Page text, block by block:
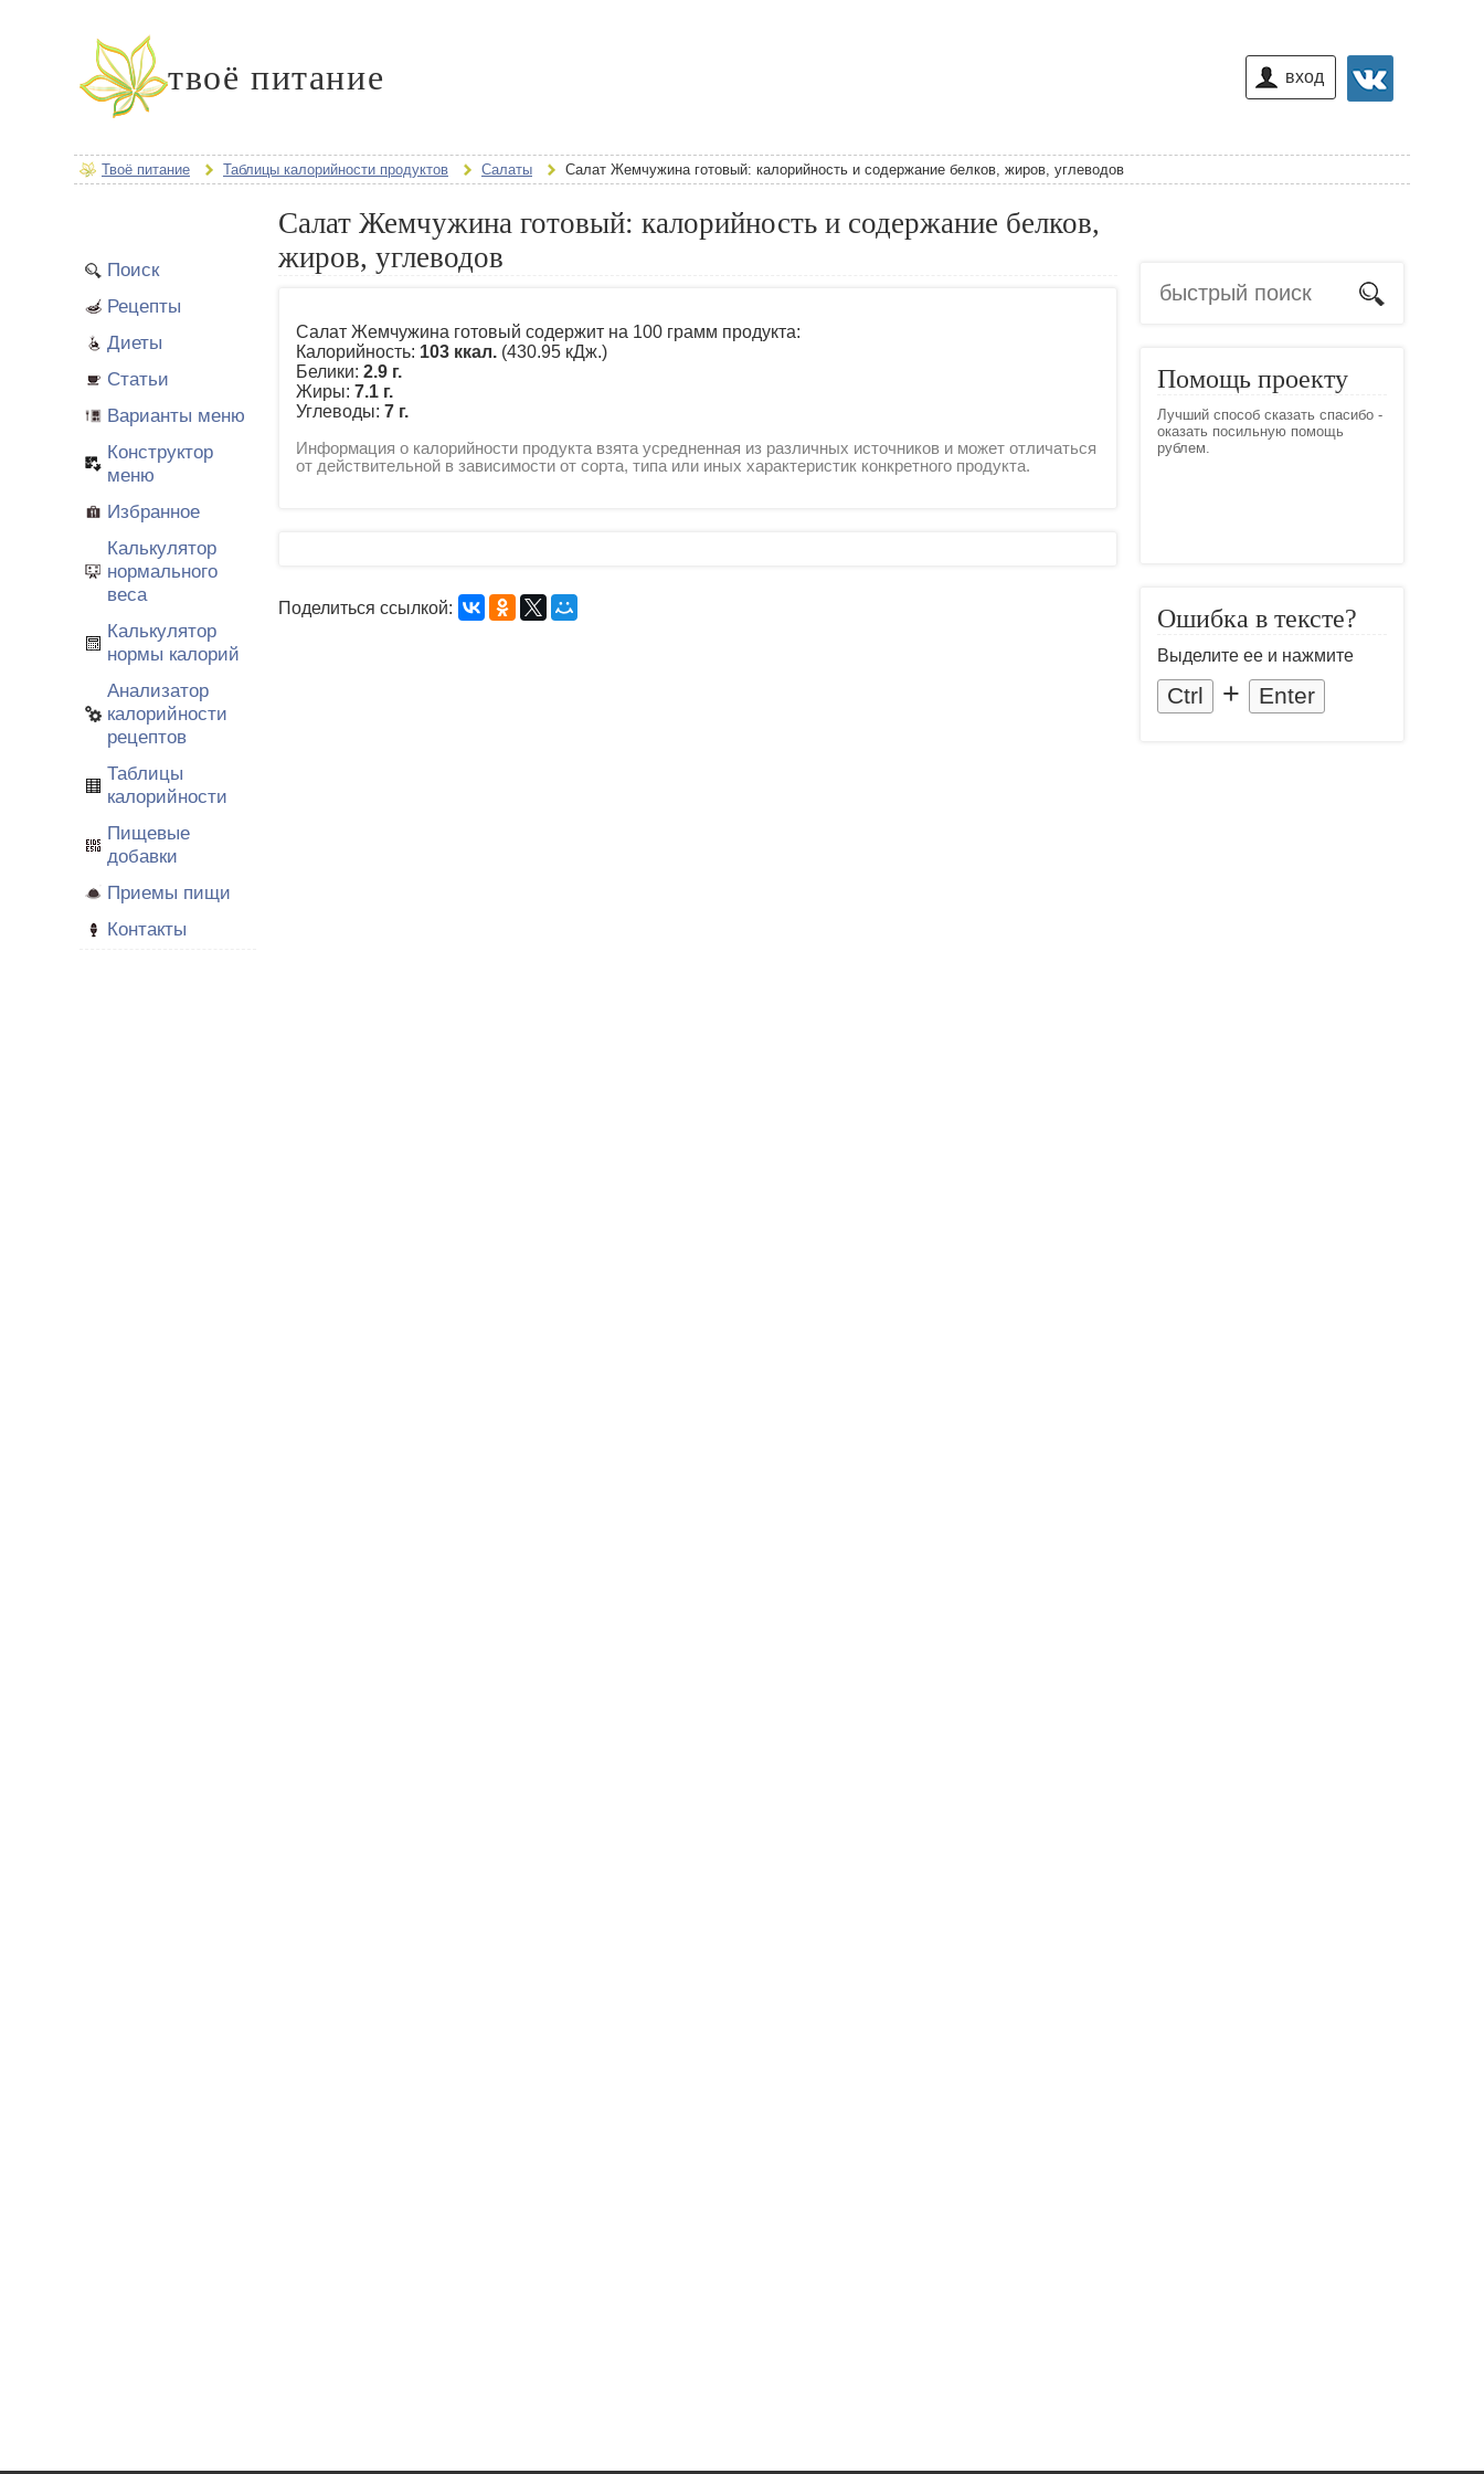
твоё питание вход
Твоё питание Таблицы калорийности продуктов Салаты Салат Жемчужина готовый: калорийность и содержание белков, жиров, углеводов
Поиск
Рецепты
Диеты
Статьи
Варианты меню
Конструктор
меню
Избранное
Калькулятор
нормального
веса
Калькулятор
нормы калорий
Анализатор
калорийности
рецептов
Таблицы
калорийности
Пищевые
добавки
Приемы пищи
Контакты
Салат Жемчужина готовый: калорийность и содержание белков,
жиров, углеводов
Салат Жемчужина готовый содержит на 100 грамм продукта:
Калорийность: 103 ккал. (430.95 кДж.)
Белики: 2.9 г.
Жиры: 7.1 г.
Углеводы: 7 г.
Информация о калорийности продукта взята усредненная из различных источников и может отличаться
от действительной в зависимости от сорта, типа или иных характеристик конкретного продукта.
Поделиться ссылкой:
Помощь проекту
Лучший способ сказать спасибо -
оказать посильную помощь
рублем.
Ошибка в тексте?
Выделите ее и нажмите
Ctrl + Enter